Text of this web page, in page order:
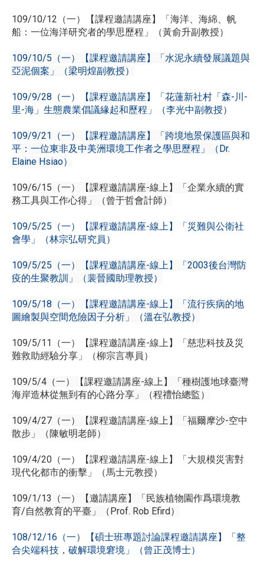
109/10/12（一）【課程邀請講座】「海洋、海綿、帆
船：一位海洋研究者的學思歷程」（黃俞升副教授）
109/10/5（一）【課程邀請講座】「水泥永續發展議題與
亞泥個案」（梁明煌副教授）
109/9/28（一）【課程邀請講座】「花蓮新社村「森-川-
里-海」生態農業倡議緣起和歷程」（李光中副教授）
109/9/21（一）【課程邀請講座】「跨境地景保護區與和
平：一位東非及中美洲環境工作者之學思歷程」（Dr.
Elaine Hsiao）
109/6/15（一）【課程邀請講座-線上】「企業永續的實
務工具與工作心得」（曾于哲會計師）
109/5/25（一）【課程邀請講座-線上】「災難與公衛社
會學」（林宗弘研究員）
109/5/25（一）【課程邀請講座-線上】「2003後台灣防
疫的生聚教訓」（裴晉國助理教授）
109/5/18（一）【課程邀請講座-線上】「流行疾病的地
圖繪製與空間危險因子分析」（溫在弘教授）
109/5/11（一）【課程邀請講座-線上】「慈悲科技及災
難救助經驗分享」（柳宗言專員）
109/5/4（一）【課程邀請講座-線上】「種樹護地球臺灣
海岸造林從無到有的心路分享」（程禮怡總監）
109/4/27（一）【課程邀請講座-線上】「福爾摩沙-空中
散步」（陳敏明老師）
109/4/20（一）【課程邀請講座-線上】「大規模災害對
現代化都市的衝擊」（馬士元教授）
109/1/13（一）【邀請講座】「民族植物園作爲環境教
育/自然教育的平臺」（Prof. Rob Efird）
108/12/16（一）【碩士班專題討論課程邀請講座】「整
合尖端科技，破解環境窘境」（曾正茂博士）